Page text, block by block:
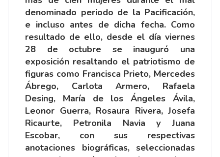
denominado periodo de la Pacificación,
e incluso antes de dicha fecha. Como
resultado de ello, desde el día viernes
28 de octubre se inauguró una
exposición resaltando el patriotismo de
figuras como Francisca Prieto, Mercedes
Ábrego, Carlota Armero, Rafaela
Desing, María de los Ángeles Ávila,
Leonor Guerra, Rosaura Rivera, Josefa
Ricaurte, Petronila Navia y Juana
Escobar, con sus respectivas
anotaciones biográficas, seleccionadas